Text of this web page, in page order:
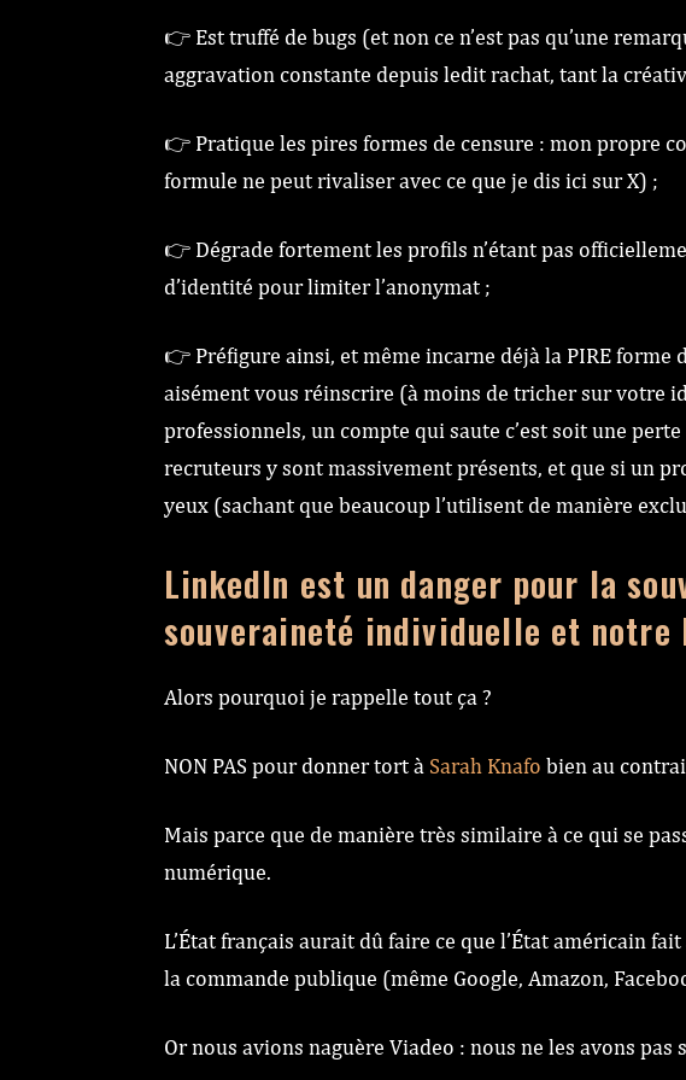
👉 Est truffé de bugs (et non ce n’est pas qu’une
aggravation constante depuis ledit rachat, tant la
👉 Pratique les pires formes de censure : mon propre
formule ne peut rivaliser avec ce que je dis ici sur X) ;
👉 Dégrade fortement les profils n’étant pas
d’identité pour limiter l’anonymat ;
👉 Préfigure ainsi, et même incarne déjà la PIRE forme
aisément vous réinscrire (à moins de tricher sur votre
professionnels, un compte qui saute c’est soit une
recruteurs y sont massivement présents, et que si un
yeux (sachant que beaucoup l’utilisent de manière
LinkedIn est un danger pour la
souveraineté individuelle et notre
Alors pourquoi je rappelle tout ça ?
NON PAS pour donner tort à Sarah Knafo bien au
Mais parce que de manière très similaire à ce qui se
numérique.
L’État français aurait dû faire ce que l’État américain
la commande publique (même Google, Amazon,
Or nous avions naguère Viadeo : nous ne les avons pas